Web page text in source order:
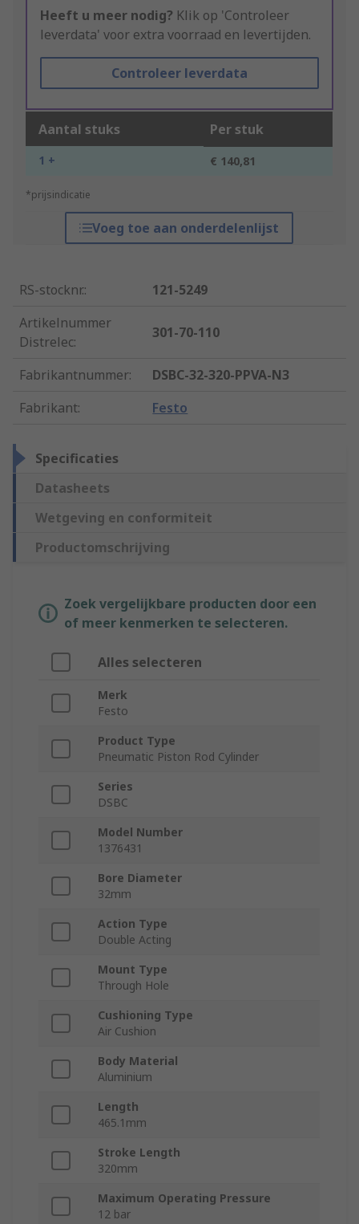
Heeft u meer nodig? Klik op 'Controleer
leverdata' voor extra voorraad en levertijden.
Controleer leverdata
Aantal stuks Per stuk
1 + € 140,81
*prijsindicatie
Voeg toe aan onderdelenlijst
RS-stocknr.:
121-5249
Artikelnummer
Distrelec:
301-70-110
Fabrikantnummer:
DSBC-32-320-PPVA-N3
Fabrikant: Festo
Specificaties
Datasheets
Wetgeving en conformiteit
Productomschrijving
Zoek vergelijkbare producten door een
of meer kenmerken te selecteren.
Alles selecteren
Merk
Festo
Product Type
Pneumatic Piston Rod Cylinder
Series
DSBC
Model Number
1376431
Bore Diameter
32mm
Action Type
Double Acting
Mount Type
Through Hole
Cushioning Type
Air Cushion
Body Material
Aluminium
Length
465.1mm
Stroke Length
320mm
Maximum Operating Pressure
12 bar